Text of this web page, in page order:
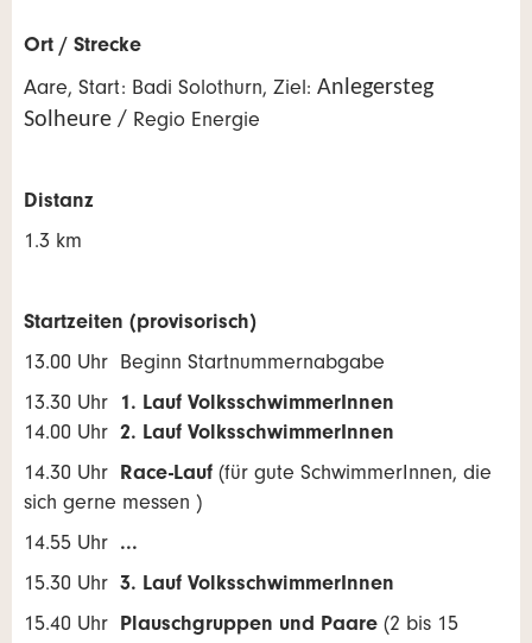
Ort / Strecke
Aare, Start: Badi Solothurn, Ziel: Anlegersteg
Solheure / Regio Energie
Distanz
1.3 km
Startzeiten (provisorisch)
13.00 Uhr Beginn Startnummernabgabe
13.30 Uhr
1. Lauf VolksschwimmerInnen
14.00 Uhr 2. Lauf VolksschwimmerInnen
14.30 Uhr Race-Lauf (für gute SchwimmerInnen, die
sich gerne messen )
14.55 Uhr ...
15.30 Uhr 3. Lauf VolksschwimmerInnen
15.40 Uhr Plauschgruppen und Paare (2 bis 15